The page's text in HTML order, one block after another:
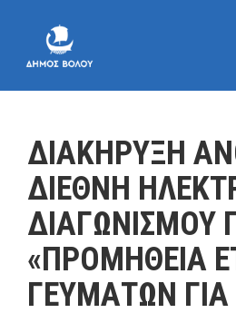
ΔΙΑΚΗΡΥΞΗ
ΔΙΕΘΝΗ
ΔΙΑΓΩΝΙΣΜΟΥ
«ΠΡΟΜΗΘΕΙΑ
ΓΕΥΜΑΤΩΝ ΓΙΑ